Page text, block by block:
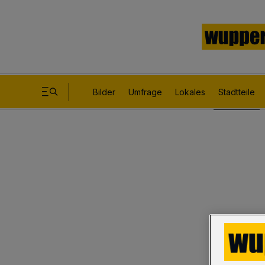
Bilder Umfrage Lokales Stadtteile